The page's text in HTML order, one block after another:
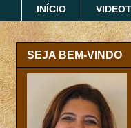
INÍCIO
SEJA BEM-VINDO